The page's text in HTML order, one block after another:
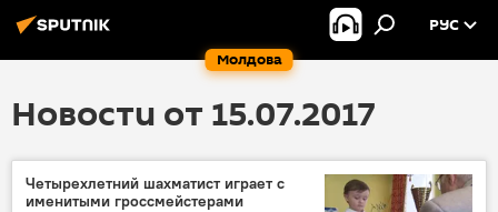
Молдова
РУС
Новости от 15.07.2017
Четырехлетний шахматист играет с
именитыми гроссмейстерами